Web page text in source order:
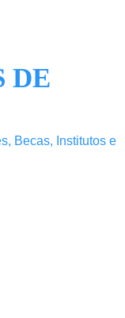
DE
Becas, Institutos e